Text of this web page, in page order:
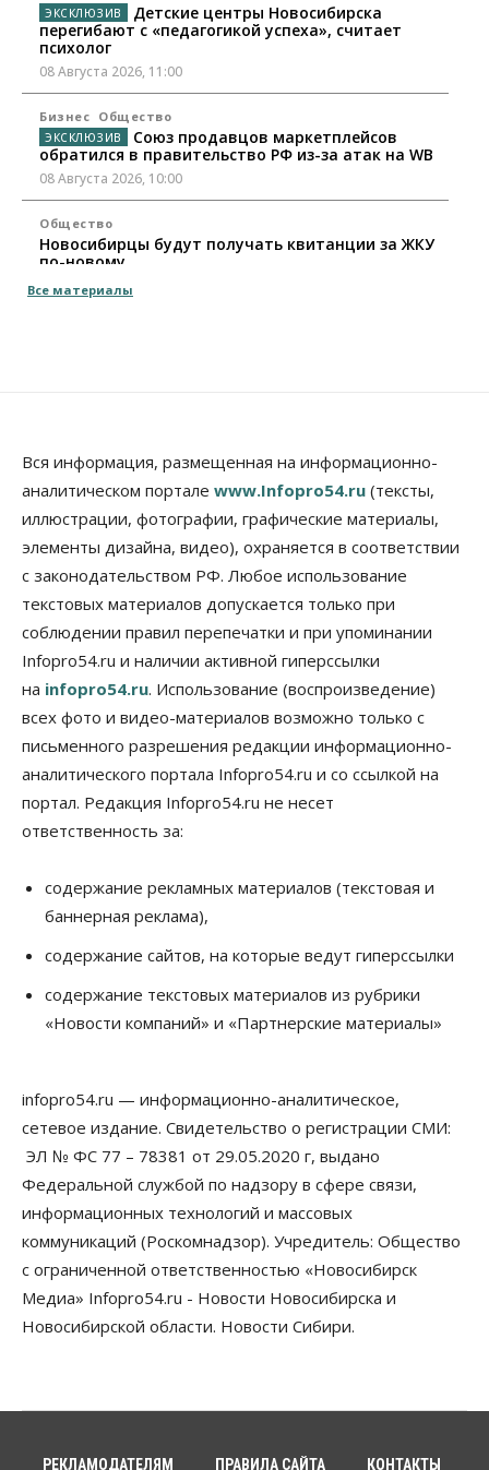
Детские центры Новосибирска
перегибают с «педагогикой успеха», считает
психолог
08 Августа 2026, 11:00
Бизнес Общество
Союз продавцов маркетплейсов
обратился в правительство РФ из-за атак на WB
08 Августа 2026, 10:00
Общество
Новосибирцы будут получать квитанции за ЖКУ
по-новому
08 Августа 2026, 09:00
В Новосибирске прошёл митинг
против нового закона о памятниках
07 Августа 2026, 18:00
Бизнес
В аэропорту Толмачёво завершены работы по
бетонированию рулежных дорожек
07 Августа 2026, 17:00
Бизнес Общество
Новосибирцы стали реже оформлять
дома по упрощенной схеме
07 Августа 2026, 16:00
Общество Право&Порядок
Роспотребнадзор изъял почти полторы тонны
мяса в Новосибирской области
Расходы новосибирцев на спорт выросли на 40%
за полгода
07 Августа 2026, 14:35
07 Августа 2026, 14:00
07 Августа 2026, 13:55
Авто Общество
Треть автовладельцев в Новосибирской области
«поставили машины на прикол»
07 Августа 2026, 13:00
Власть
Школы, библиотеки, пешеходные тротуары:
депутаты Госдумы контролируют работы на
социальных объектах
07 Августа 2026, 12:35
Синоптики рассказали о погоде в Новосибирске
Все материалы
Вся информация, размещенная на информационно-
аналитическом портале www.Infopro54.ru (тексты,
иллюстрации, фотографии, графические материалы,
элементы дизайна, видео), охраняется в соответствии
с законодательством РФ. Любое использование
текстовых материалов допускается только при
соблюдении правил перепечатки и при упоминании
Infopro54.ru и наличии активной гиперссылки
на infopro54.ru. Использование (воспроизведение)
всех фото и видео-материалов возможно только с
письменного разрешения редакции информационно-
аналитического портала Infopro54.ru и со ссылкой на
портал. Редакция Infopro54.ru не несет
ответственность за:
содержание рекламных материалов (текстовая и
баннерная реклама),
содержание сайтов, на которые ведут гиперссылки
содержание текстовых материалов из рубрики
«Новости компаний» и «Партнерские материалы»
infopro54.ru — информационно-аналитическое,
сетевое издание. Свидетельство о регистрации СМИ:
ЭЛ № ФС 77 – 78381 от 29.05.2020 г, выдано
Федеральной службой по надзору в сфере связи,
информационных технологий и массовых
коммуникаций (Роскомнадзор). Учредитель: Общество
с ограниченной ответственностью «Новосибирск
Медиа» Infopro54.ru - Новости Новосибирска и
Новосибирской области. Новости Сибири.
РЕКЛАМОДАТЕЛЯМ ПРАВИЛА САЙТА КОНТАКТЫ